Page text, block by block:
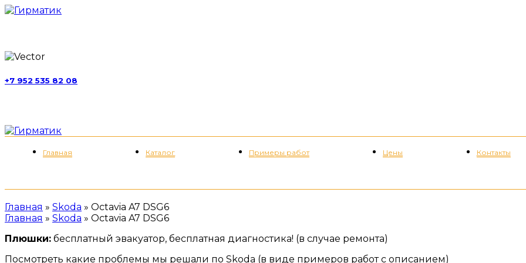
+7 952 535 82 08
Главная Каталог Примеры работ Цены Контакты
Главная » Skoda » Octavia A7 DSG6
Главная » Skoda » Octavia A7 DSG6
Плюшки: бесплатный эвакуатор, бесплатная диагностика! (в случае ремонта)
Посмотреть какие проблемы мы решали по Skoda (в виде примеров работ с описанием)